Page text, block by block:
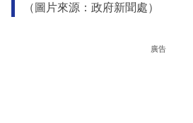
（圖片來源：政府新聞處）
廣告